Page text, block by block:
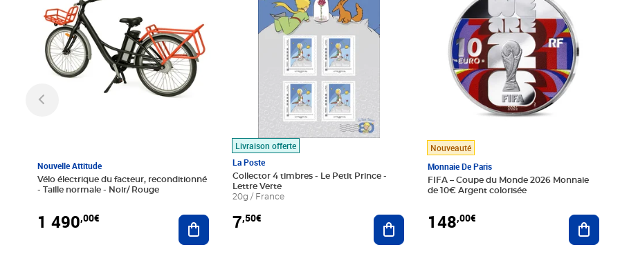
Nouvelle Attitude
Vélo électrique du facteur, reconditionné
- Taille normale - Noir/ Rouge
1 490,00€ Ajouter au panier
Livraison offerte
La Poste
Collector 4 timbres - Le Petit Prince -
Lettre Verte
20g / France
7,50€ Ajouter au panier
Nouveauté
Monnaie De Paris
FIFA – Coupe du Monde 2026 Monnaie
de 10€ Argent colorisée
148,00€